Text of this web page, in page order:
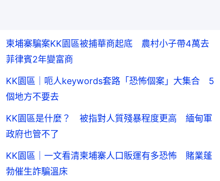
柬埔寨騙案KK園區被捕華商起底 農村小子帶4萬去
菲律賓2年變富商
KK園區｜呃人keywords套路「恐怖個案」大集合 5
個地方不要去
KK園區是什麼？ 被指對人質殘暴程度更高 緬甸軍
政府也管不了
KK園區｜一文看清柬埔寨人口販運有多恐怖 賭業蓬
勃催生詐騙溫床